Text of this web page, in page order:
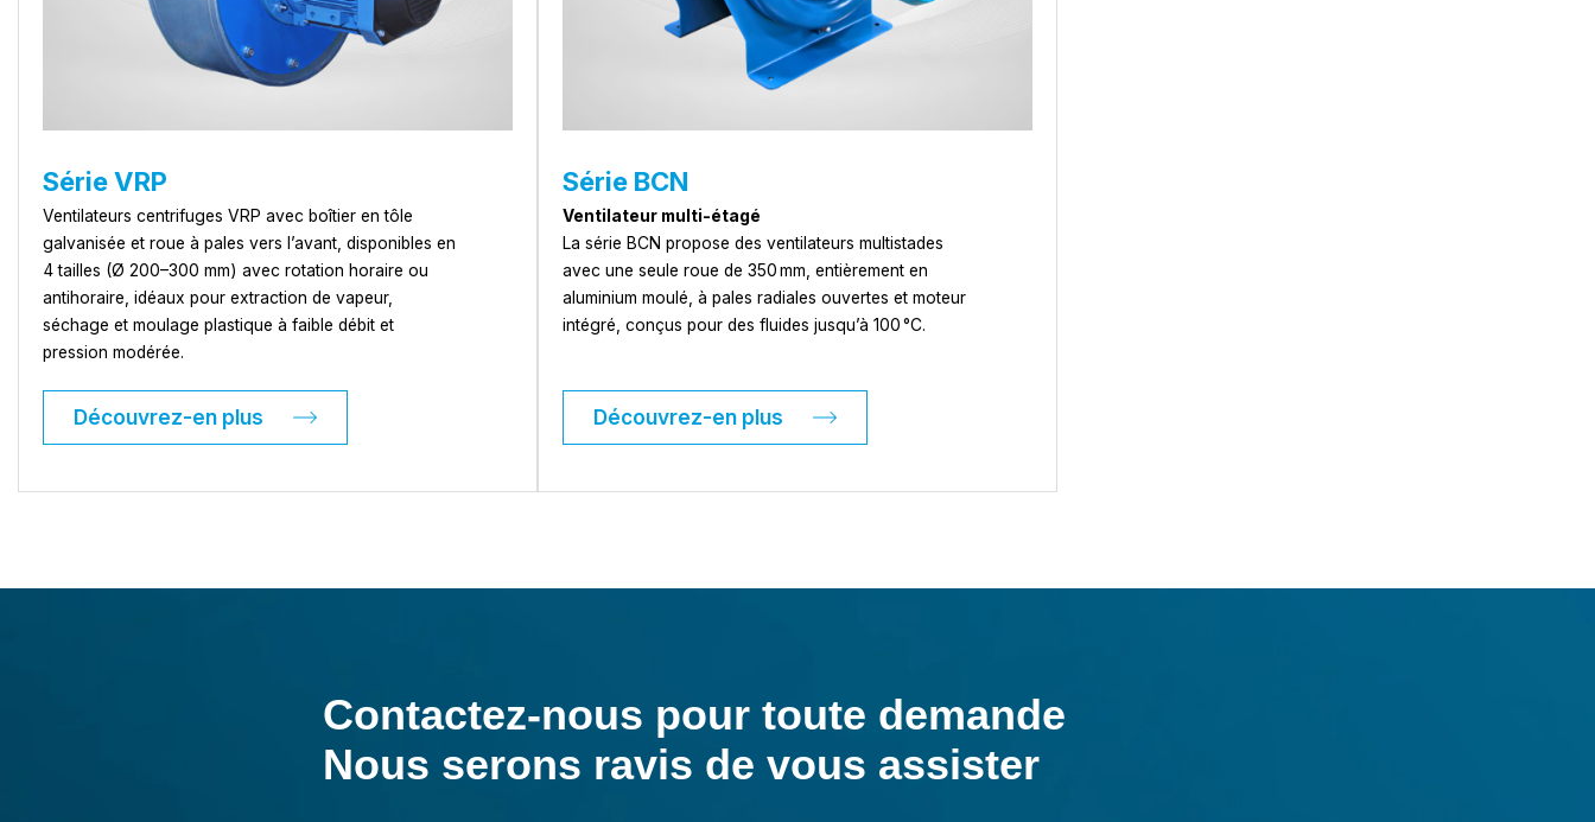
Série VRP
Ventilateurs centrifuges VRP avec boîtier en tôle
galvanisée et roue à pales vers l’avant, disponibles en
4 tailles (Ø 200–300 mm) avec rotation horaire ou
antihoraire, idéaux pour extraction de vapeur,
séchage et moulage plastique à faible débit et
pression modérée.
Découvrez-en plus
Série BCN
Ventilateur multi-étagé
La série BCN propose des ventilateurs multistades
avec une seule roue de 350 mm, entièrement en
aluminium moulé, à pales radiales ouvertes et moteur
intégré, conçus pour des fluides jusqu’à 100 °C.
Découvrez-en plus